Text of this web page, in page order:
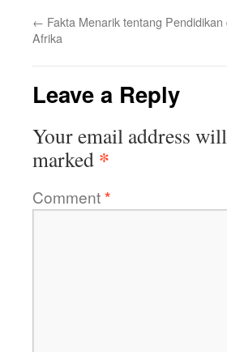
← Fakta Menarik tentang Pendidikan
Afrika
Leave a Reply
Your email address
marked *
Comment*